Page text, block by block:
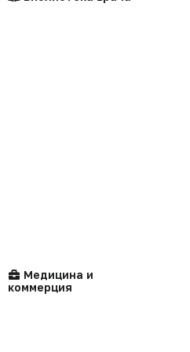
Медицина и
коммерция